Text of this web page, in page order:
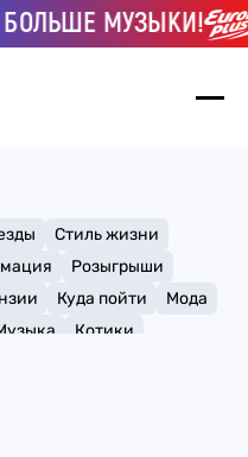
МУЗЫКИ!
Стиль жизни
Розыгрыши
Куда пойти
Мода
Котики